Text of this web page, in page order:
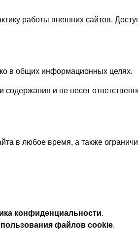
работы внешних сайтов.
в общих информационных целях.
и не несет
в любое время, а также
конфиденциальности.
файлов cookie.